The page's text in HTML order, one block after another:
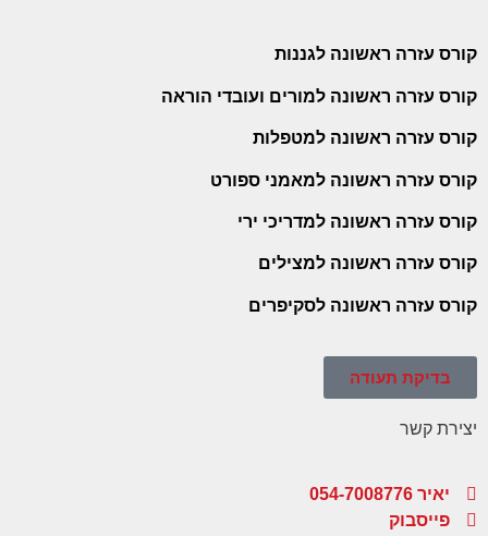
קורס עזרה ראשונה לגננות
קורס עזרה ראשונה למורים ועובדי הוראה
קורס עזרה ראשונה למטפלות
קורס עזרה ראשונה למאמני ספורט
קורס עזרה ראשונה למדריכי ירי
קורס עזרה ראשונה למצילים
קורס עזרה ראשונה לסקיפרים
בדיקת תעודה
יצירת קשר
יאיר 054-7008776
פייסבוק